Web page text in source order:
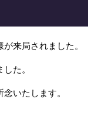
来局されました。
た。
いたします。